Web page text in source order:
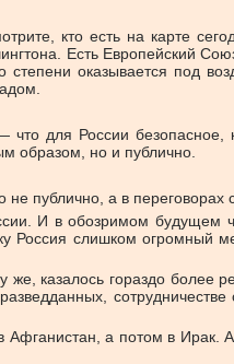
кто есть на карте
Есть Европейский
оказывается под
для России
образом, но и публично.
публично, а в переговорах
И в обозримом будущем
Россия слишком огромный
казалось гораздо более
сотрудничестве
а потом в Ирак.